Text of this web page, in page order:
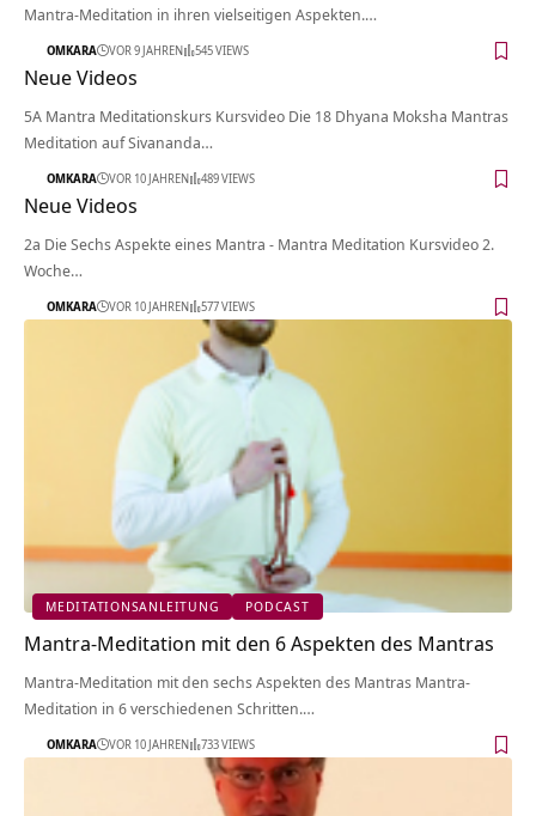
Mantra-Meditation in ihren vielseitigen Aspekten.…
OMKARA VOR 9 JAHREN 545 VIEWS
Neue Videos
5A Mantra Meditationskurs Kursvideo Die 18 Dhyana Moksha Mantras
Meditation auf Sivananda…
OMKARA VOR 10 JAHREN 489 VIEWS
Neue Videos
2a Die Sechs Aspekte eines Mantra - Mantra Meditation Kursvideo 2.
Woche…
OMKARA VOR 10 JAHREN 577 VIEWS
MEDITATIONSANLEITUNG PODCAST
Mantra-Meditation mit den 6 Aspekten des Mantras
Mantra-Meditation mit den sechs Aspekten des Mantras Mantra-
Meditation in 6 verschiedenen Schritten.…
OMKARA VOR 10 JAHREN 733 VIEWS